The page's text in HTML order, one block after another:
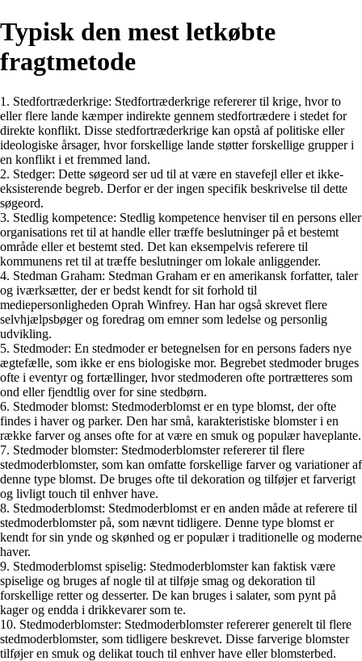
Typisk den mest letkøbte
fragtmetode
1. Stedfortræderkrige: Stedfortræderkrige refererer til krige, hvor to
eller flere lande kæmper indirekte gennem stedfortrædere i stedet for
direkte konflikt. Disse stedfortræderkrige kan opstå af politiske eller
ideologiske årsager, hvor forskellige lande støtter forskellige grupper i
en konflikt i et fremmed land.
2. Stedger: Dette søgeord ser ud til at være en stavefejl eller et ikke-
eksisterende begreb. Derfor er der ingen specifik beskrivelse til dette
søgeord.
3. Stedlig kompetence: Stedlig kompetence henviser til en persons eller
organisations ret til at handle eller træffe beslutninger på et bestemt
område eller et bestemt sted. Det kan eksempelvis referere til
kommunens ret til at træffe beslutninger om lokale anliggender.
4. Stedman Graham: Stedman Graham er en amerikansk forfatter, taler
og iværksætter, der er bedst kendt for sit forhold til
mediepersonligheden Oprah Winfrey. Han har også skrevet flere
selvhjælpsbøger og foredrag om emner som ledelse og personlig
udvikling.
5. Stedmoder: En stedmoder er betegnelsen for en persons faders nye
ægtefælle, som ikke er ens biologiske mor. Begrebet stedmoder bruges
ofte i eventyr og fortællinger, hvor stedmoderen ofte portrætteres som
ond eller fjendtlig over for sine stedbørn.
6. Stedmoder blomst: Stedmoderblomst er en type blomst, der ofte
findes i haver og parker. Den har små, karakteristiske blomster i en
række farver og anses ofte for at være en smuk og populær haveplante.
7. Stedmoder blomster: Stedmoderblomster refererer til flere
stedmoderblomster, som kan omfatte forskellige farver og variationer af
denne type blomst. De bruges ofte til dekoration og tilføjer et farverigt
og livligt touch til enhver have.
8. Stedmoderblomst: Stedmoderblomst er en anden måde at referere til
stedmoderblomster på, som nævnt tidligere. Denne type blomst er
kendt for sin ynde og skønhed og er populær i traditionelle og moderne
haver.
9. Stedmoderblomst spiselig: Stedmoderblomster kan faktisk være
spiselige og bruges af nogle til at tilføje smag og dekoration til
forskellige retter og desserter. De kan bruges i salater, som pynt på
kager og endda i drikkevarer som te.
10. Stedmoderblomster: Stedmoderblomster refererer generelt til flere
stedmoderblomster, som tidligere beskrevet. Disse farverige blomster
tilføjer en smuk og delikat touch til enhver have eller blomsterbed.